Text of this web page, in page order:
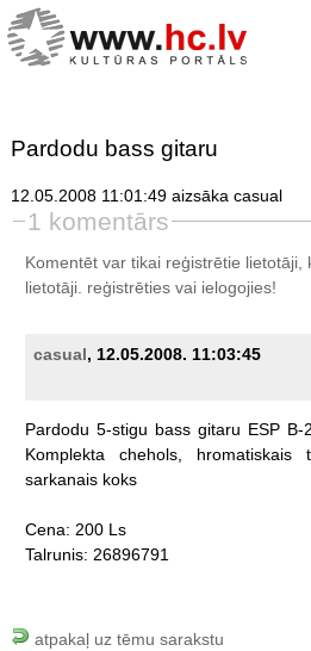
Pardodu bass gitaru
12.05.2008 11:01:49 aizsāka casual
1 komentārs
Komentēt var tikai reģistrētie lietotāji,
lietotāji. reģistrētiesvai ielogojies!
casual, 12.05.2008. 11:03:45
Pardodu 5-stigu bass gitaru ESP B-
Komplekta
chehols, hromatiskais
sarkanais koks
Cena: 200 Ls
Talrunis: 26896791
atpakaļ uz tēmu sarakstu